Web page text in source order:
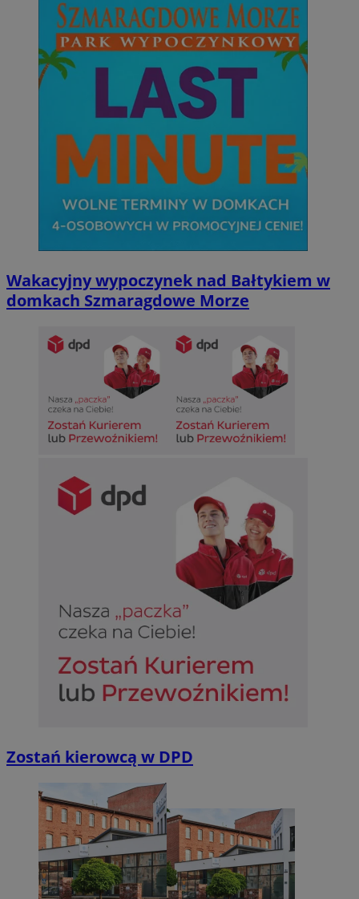
Wakacyjny wypoczynek nad Bałtykiem w
domkach Szmaragdowe Morze
Zostań kierowcą w DPD